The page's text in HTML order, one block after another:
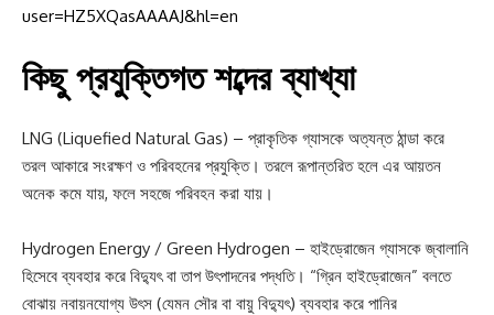
user=HZ5XQasAAAAJ&hl=en
কিছু প্রযুক্তিগত শব্দের ব্যাখ্যা
LNG (Liquefied Natural Gas) – প্রাকৃতিক গ্যাসকে অত্যন্ত ঠান্ডা করে
তরল আকারে সংরক্ষণ ও পরিবহনের প্রযুক্তি। তরলে রূপান্তরিত হলে এর আয়তন
অনেক কমে যায়, ফলে সহজে পরিবহন করা যায়।
Hydrogen Energy / Green Hydrogen – হাইড্রোজেন গ্যাসকে জ্বালানি
হিসেবে ব্যবহার করে বিদ্যুৎ বা তাপ উৎপাদনের পদ্ধতি। “গ্রিন হাইড্রোজেন” বলতে
বোঝায় নবায়নযোগ্য উৎস (যেমন সৌর বা বায়ু বিদ্যুৎ) ব্যবহার করে পানির